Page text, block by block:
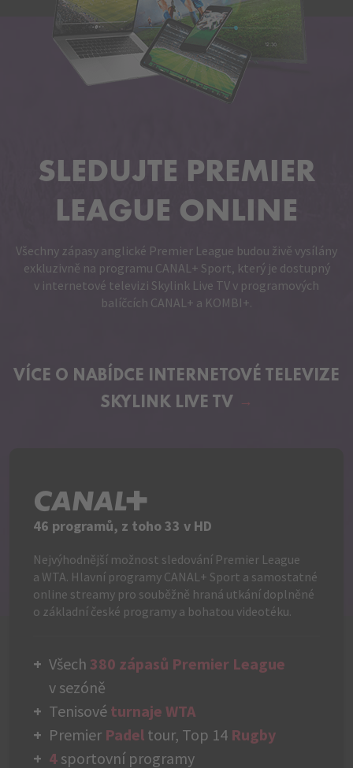
SLEDUJTE PREMIER
LEAGUE ONLINE
Všechny zápasy anglické Premier League budou živě vysílány
exkluzivně na programu CANAL+ Sport, který je dostupný
v internetové televizi Skylink Live TV v programových
balíčcích CANAL+ a KOMBI+.
VÍCE O NABÍDCE INTERNETOVÉ TELEVIZE
SKYLINK LIVE TV
C+
46 programů, z toho 33 v HD
Nejvýhodnější možnost sledování Premier League
a WTA. Hlavní programy CANAL+ Sport a samostatné
online streamy pro souběžně hraná utkání doplněné
o základní české programy a bohatou videotéku.
Všech 380 zápasů Premier League
v sezóně
Tenisové turnaje WTA
Premier Padel tour, Top 14 Rugby
4 sportovní programy